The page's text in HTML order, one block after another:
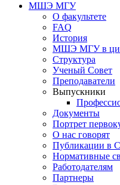
МШЭ МГУ
О факультете
FAQ
История
МШЭ МГУ в
Структура
Ученый Совет
Преподаватели
Выпускники
Документы
Портрет
О нас говорят
Публикации в
Нормативные
Работодателям
Партнеры